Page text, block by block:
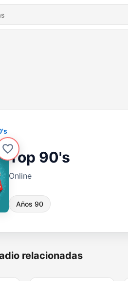
Top 90's
Online
Años 90
relacionadas